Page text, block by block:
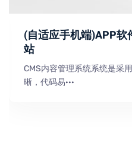
(自适应手机端)APP
站
CMS内容管理系统系统是采
晰，代码易···